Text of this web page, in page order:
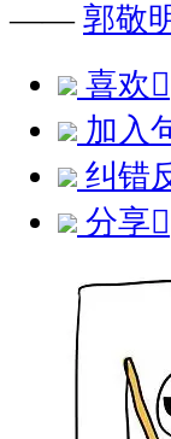
—— 郭敬
喜欢
加入
纠错
分享